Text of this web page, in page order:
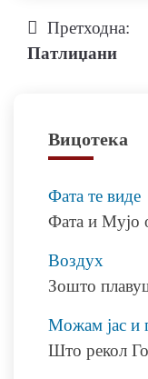
Претходна:
Патлиџани
Вицотека
Фата те виде
Фата и Мујо
Воздух
Зошто
Можам јас и
Што рекол